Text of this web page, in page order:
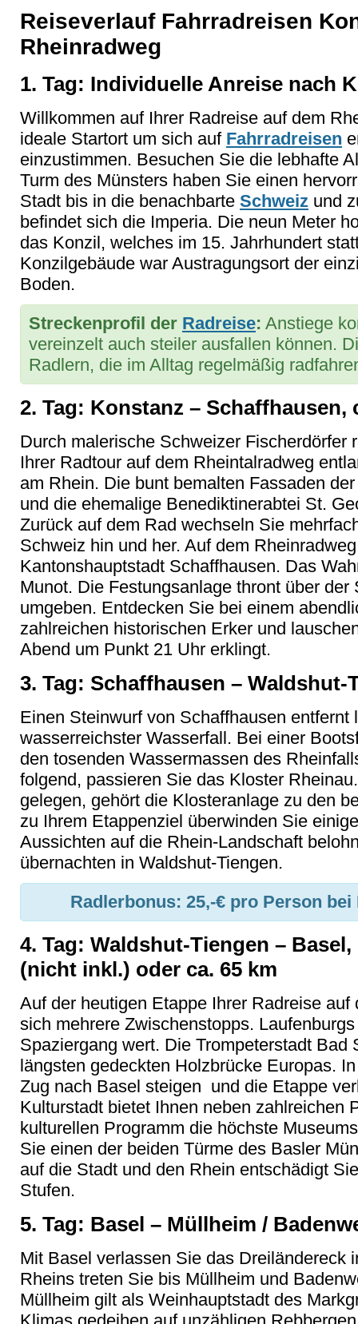
Reiseverlauf Fahrradreisen
Rheinradweg
1. Tag: Individuelle Anreise nach
Willkommen auf Ihrer Radreise auf dem
ideale Startort um sich auf Fahrradreisen
einzustimmen. Besuchen Sie die lebhafte
Turm des Münsters haben Sie einen
Stadt bis in die benachbarte Schweiz und
befindet sich die Imperia. Die neun Meter
das Konzil, welches im 15. Jahrhundert
Konzilgebäude war Austragungsort der
Boden.
Streckenprofil der Radreise: Anstiege
vereinzelt auch steiler ausfallen können.
Radlern, die im Alltag regelmäßig
2. Tag: Konstanz – Schaffhausen,
Durch malerische Schweizer Fischerdörfer
Ihrer Radtour auf dem Rheintalradweg
am Rhein. Die bunt bemalten Fassaden
und die ehemalige Benediktinerabtei St.
Zurück auf dem Rad wechseln Sie
Schweiz hin und her. Auf dem
Kantonshauptstadt Schaffhausen. Das
Munot. Die Festungsanlage thront über
umgeben. Entdecken Sie bei einem
zahlreichen historischen Erker und
Abend um Punkt 21 Uhr erklingt.
3. Tag: Schaffhausen – Waldshut-
Einen Steinwurf von Schaffhausen entfernt
wasserreichster Wasserfall. Bei einer
den tosenden Wassermassen des
folgend, passieren Sie das Kloster
gelegen, gehört die Klosteranlage zu den
zu Ihrem Etappenziel überwinden Sie
Aussichten auf die Rhein-Landschaft
übernachten in Waldshut-Tiengen.
Radlerbonus: 25,-€ pro Person
4. Tag: Waldshut-Tiengen –
(nicht inkl.) oder ca. 65 km
Auf der heutigen Etappe Ihrer Radreise
sich mehrere Zwischenstopps.
Spaziergang wert. Die Trompeterstadt Bad
längsten gedeckten Holzbrücke Europas.
Zug nach Basel steigen und die Etappe
Kulturstadt bietet Ihnen neben zahlreichen
kulturellen Programm die höchste
Sie einen der beiden Türme des Basler
auf die Stadt und den Rhein entschädigt
Stufen.
5. Tag: Basel – Müllheim /
Mit Basel verlassen Sie das Dreiländereck
Rheins treten Sie bis Müllheim und
Müllheim gilt als Weinhauptstadt des